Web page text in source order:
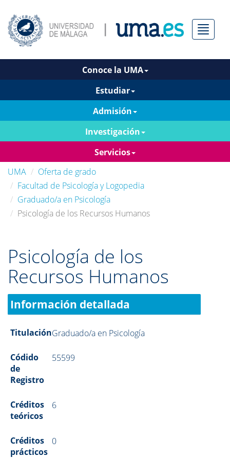
Menú
Conoce la UMA
Estudiar
Admisión
Investigación
Servicios
UMA
Oferta de grado
Facultad de Psicología y Logopedia
Graduado/a en Psicología
Psicología de los Recursos Humanos
Psicología de los
Recursos Humanos
Información detallada
TitulaciónGraduado/a en Psicología
Códido
de
Registro
55599
Créditos
teóricos
6
Créditos
prácticos
0